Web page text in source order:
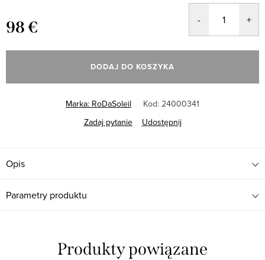
98 €
jednostkowa:
DODAJ DO KOSZYKA
Marka: RoDaSoleil Kod: 24000341
Zadaj pytanie
Udostępnij
Opis
Parametry produktu
Produkty powiązane